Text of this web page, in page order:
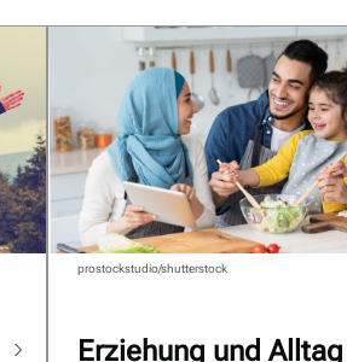
Erziehung und Alltag
prostockstudio/shutterstock